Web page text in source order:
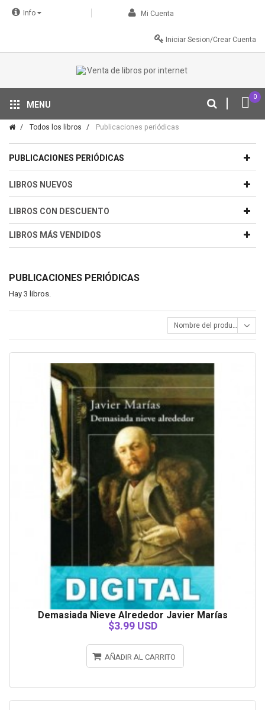
Info Mi Cuenta
Iniciar Sesion/Crear Cuenta
0
MENU
Tu descuento se aplica automáticamente en el carrito
Todos los libros Publicaciones periódicas
PUBLICACIONES PERIÓDICAS
LIBROS NUEVOS
LIBROS CON DESCUENTO
LIBROS MÁS VENDIDOS
PUBLICACIONES PERIÓDICAS
Hay 3 libros.
Nombre del producto: A - Z
Demasiada Nieve Alrededor Javier Marías
$3.99 USD
AÑADIR AL CARRITO